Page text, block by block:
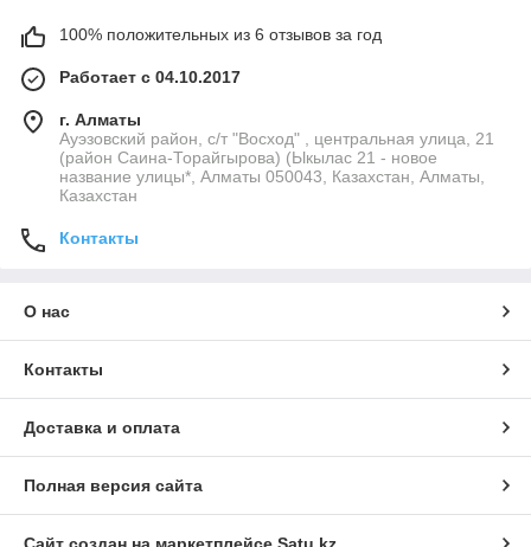
100% положительных из 6 отзывов за год
Работает с 04.10.2017
г. Алматы
Ауэзовский район, с/т "Восход" , центральная улица, 21
(район Саина-Торайгырова) (Ыкылас 21 - новое
название улицы*, Алматы 050043, Казахстан, Алматы,
Казахстан
Контакты
О нас
Контакты
Доставка и оплата
Полная версия сайта